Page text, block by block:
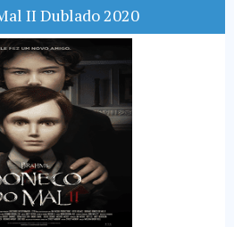
II Dublado 2020